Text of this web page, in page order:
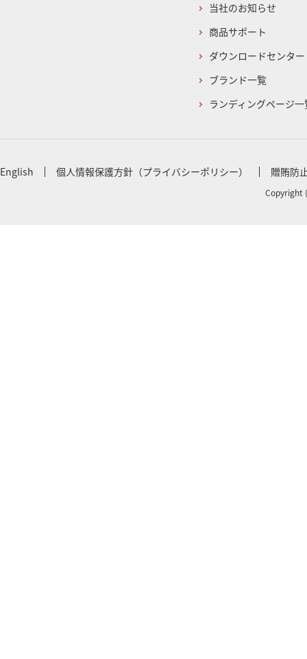
当社のお知らせ
商品サポート
ダウンロードセンター
ブランド一覧
ランディングページ一
English 個人情報保護方針（プライバシーポリシー） 贈賄防
Copyright